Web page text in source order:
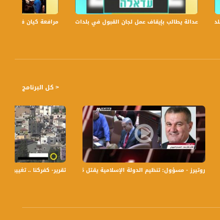
مرافعة كيان في
عدالة يطالب بإيقاف عمل لجان القبول في بلدات الجليل والنقب،الكاملة،صباحنا
< كل البرنامج
تقرير- كفركنا .. تغيير مسميات روتيرز - مسؤول: تنظيم الدولة الإسلامية يقتل 215 في هجمات بجنوب غرب سوريا،الكاملة،مترو الصحافة،26.7
مساواة،24.09.20،قناة مساواة